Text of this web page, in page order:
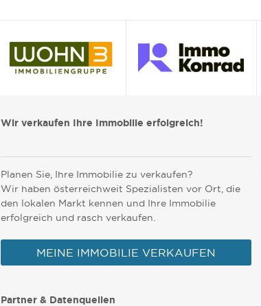
Wir verkaufen Ihre Immobilie erfolgreich!
Planen Sie, Ihre Immobilie zu verkaufen?
Wir haben österreichweit Spezialisten vor Ort, die
den lokalen Markt kennen und Ihre Immobilie
erfolgreich und rasch verkaufen.
MEINE IMMOBILIE VERKAUFEN
Partner & Datenquellen